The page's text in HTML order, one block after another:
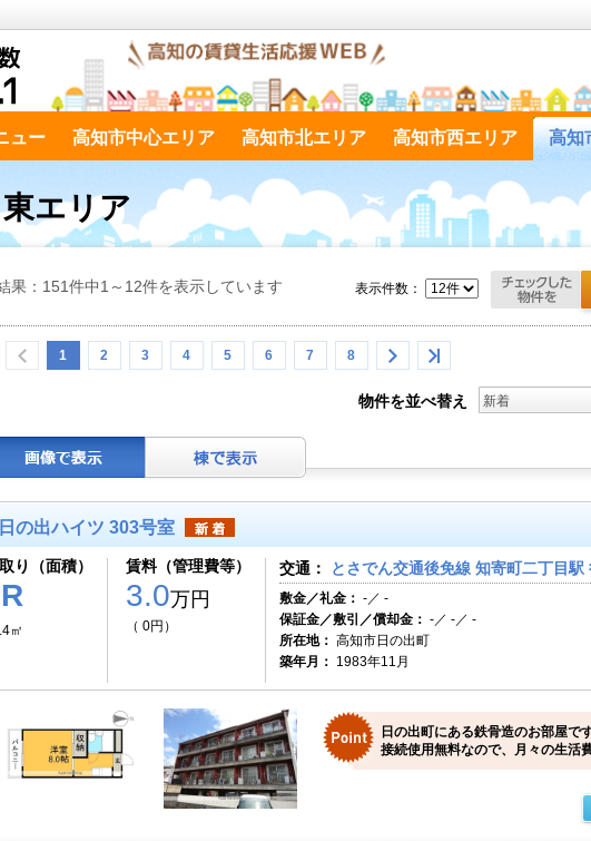
ュー 高知市中心エリア 高知市北エリア 高知市西エリア 高知
エリア
果：151件中1～12件を表示しています
1 2 3 4 5 6 7 8
表示件数：
物件を並べ替え 新着
の出ハイツ 303号室
り（面積）
㎡
賃料（管理費等）
3.0万円
（ 0円）
交通： とさでん交通後免線 知寄町二丁目駅
敷金／礼金： -／ -
保証金／敷引／償却金： -／ -／ -
所在地： 高知市日の出町
築年月： 1983年11月
日の出町にある鉄骨造のお部屋で
接続使用無料なので、月々の生活